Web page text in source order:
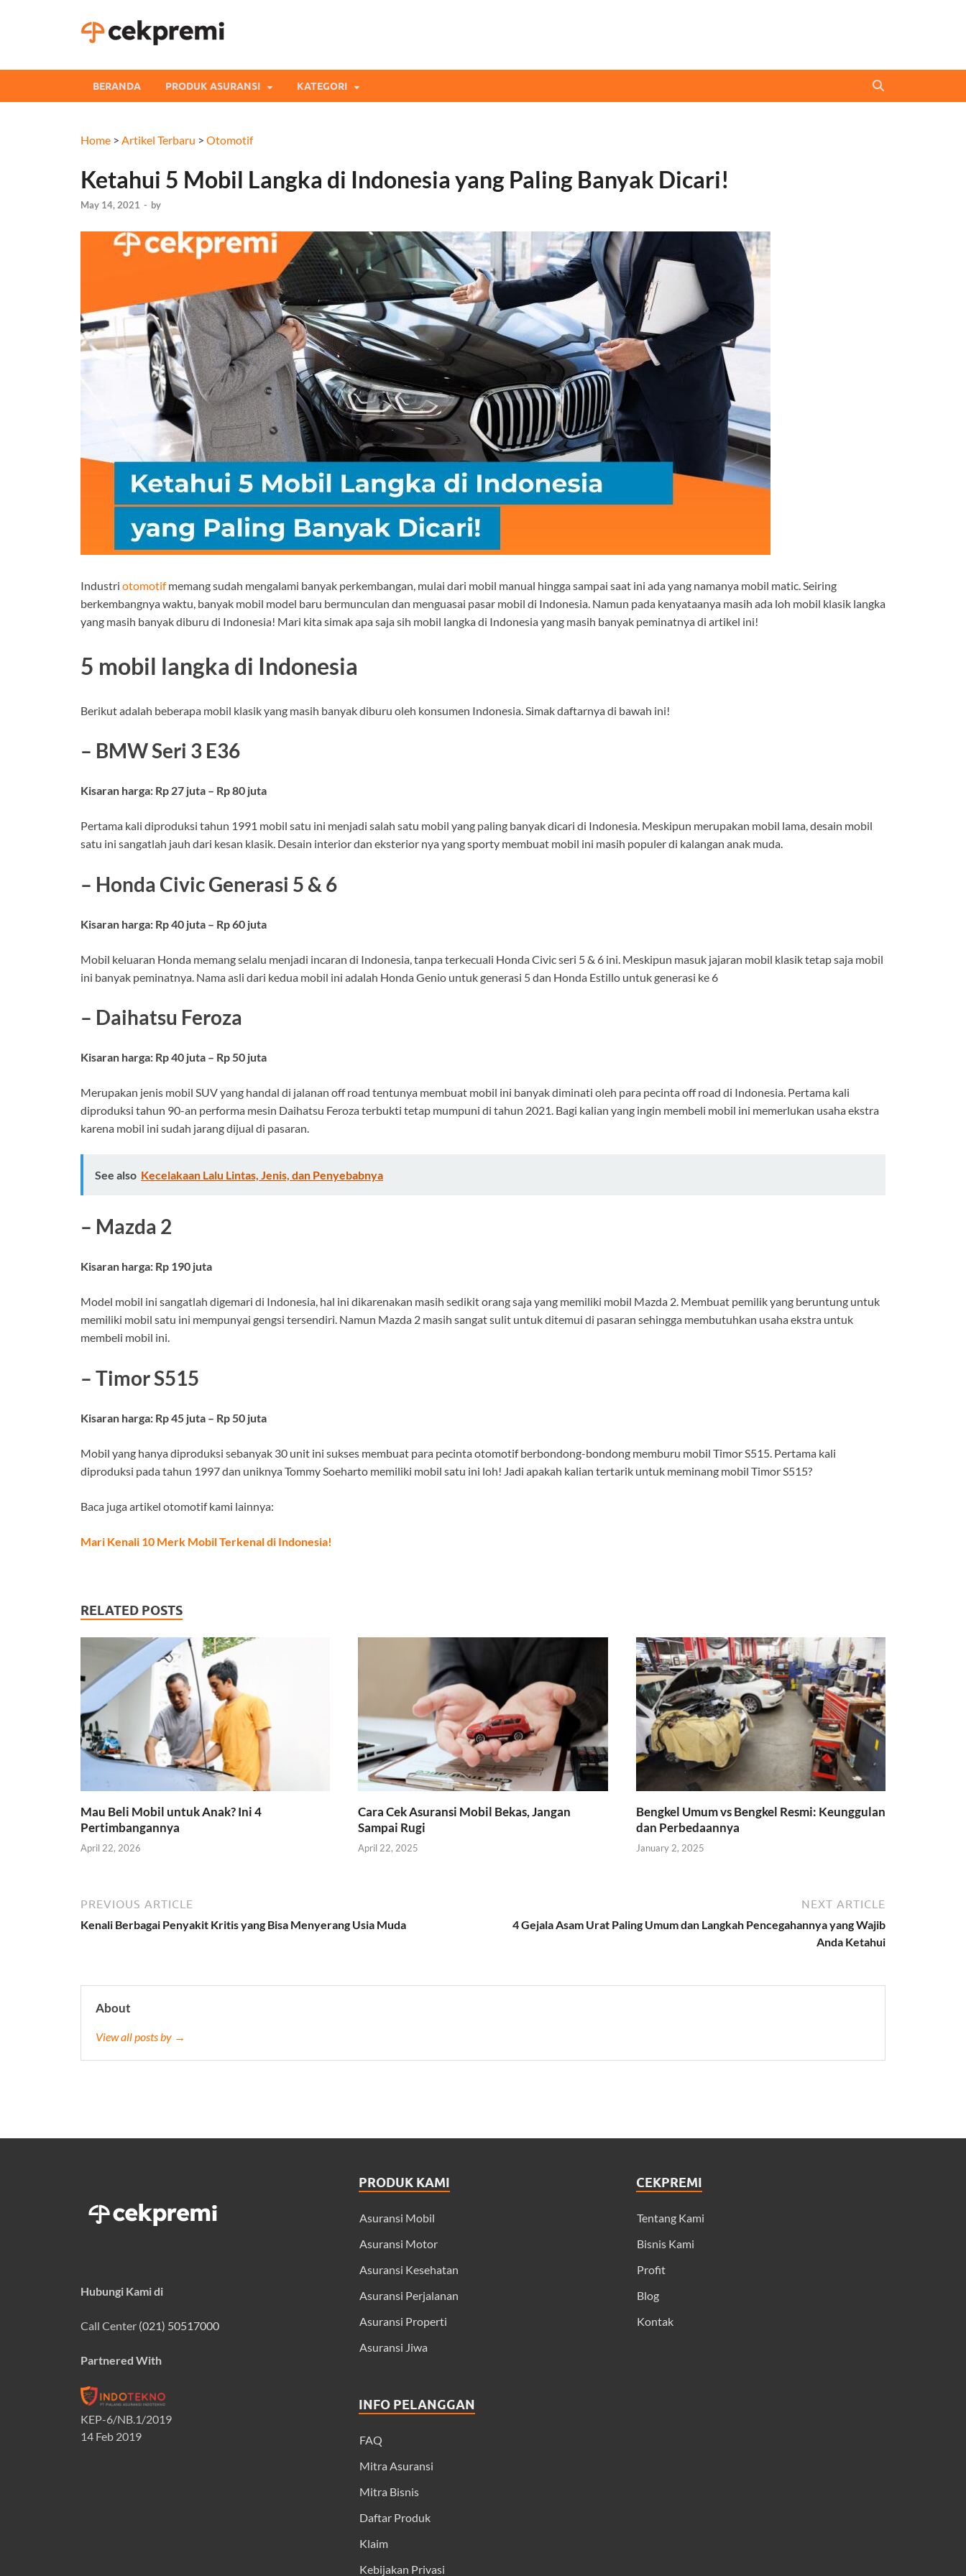
BERANDA PRODUK ASURANSI KATEGORI
Home > Artikel Terbaru > Otomotif
Ketahui 5 Mobil Langka di Indonesia yang Paling Banyak Dicari!
May 14, 2021 - by
Industri otomotifmemang sudah mengalami banyak perkembangan, mulai dari mobil manual hingga sampai saat ini ada yang namanya mobil matic. Seiring
berkembangnya waktu, banyak mobil model baru bermunculan dan menguasai pasar mobil di Indonesia. Namun pada kenyataanya masih ada loh mobil klasik langka
yang masih banyak diburu di Indonesia! Mari kita simak apa saja sih mobil langka di Indonesia yang masih banyak peminatnya di artikel ini!
5 mobil langka di Indonesia
Berikut adalah beberapa mobil klasik yang masih banyak diburu oleh konsumen Indonesia. Simak daftarnya di bawah ini!
– BMW Seri 3 E36
Kisaran harga: Rp 27 juta – Rp 80 juta
Pertama kali diproduksi tahun 1991 mobil satu ini menjadi salah satu mobil yang paling banyak dicari di Indonesia. Meskipun merupakan mobil lama, desain mobil
satu ini sangatlah jauh dari kesan klasik. Desain interior dan eksterior nya yang sporty membuat mobil ini masih populer di kalangan anak muda.
– Honda Civic Generasi 5 & 6
Kisaran harga: Rp 40 juta – Rp 60 juta
Mobil keluaran Honda memang selalu menjadi incaran di Indonesia, tanpa terkecuali Honda Civic seri 5 & 6 ini. Meskipun masuk jajaran mobil klasik tetap saja mobil
ini banyak peminatnya. Nama asli dari kedua mobil ini adalah Honda Genio untuk generasi 5 dan Honda Estillo untuk generasi ke 6
– Daihatsu Feroza
Kisaran harga: Rp 40 juta – Rp 50 juta
Merupakan jenis mobil SUV yang handal di jalanan off road tentunya membuat mobil ini banyak diminati oleh para pecinta off road di Indonesia. Pertama kali
diproduksi tahun 90-an performa mesin Daihatsu Feroza terbukti tetap mumpuni di tahun 2021. Bagi kalian yang ingin membeli mobil ini memerlukan usaha ekstra
karena mobil ini sudah jarang dijual di pasaran.
See also Kecelakaan Lalu Lintas, Jenis, dan Penyebabnya
– Mazda 2
Kisaran harga: Rp 190 juta
Model mobil ini sangatlah digemari di Indonesia, hal ini dikarenakan masih sedikit orang saja yang memiliki mobil Mazda 2. Membuat pemilik yang beruntung untuk
memiliki mobil satu ini mempunyai gengsi tersendiri. Namun Mazda 2 masih sangat sulit untuk ditemui di pasaran sehingga membutuhkan usaha ekstra untuk
membeli mobil ini.
– Timor S515
Kisaran harga: Rp 45 juta – Rp 50 juta
Mobil yang hanya diproduksi sebanyak 30 unit ini sukses membuat para pecinta otomotif berbondong-bondong memburu mobil Timor S515. Pertama kali
diproduksi pada tahun 1997 dan uniknya Tommy Soeharto memiliki mobil satu ini loh! Jadi apakah kalian tertarik untuk meminang mobil Timor S515?
Baca juga artikel otomotif kami lainnya:
Mari Kenali 10 Merk Mobil Terkenal di Indonesia!
RELATED POSTS
Mau Beli Mobil untuk Anak? Ini 4
Pertimbangannya
April 22, 2026
Cara Cek Asuransi Mobil Bekas, Jangan
Sampai Rugi
April 22, 2025
Bengkel Umum vs Bengkel Resmi: Keunggulan
dan Perbedaannya
January 2, 2025
PREVIOUS ARTICLE
Kenali Berbagai Penyakit Kritis yang Bisa Menyerang Usia Muda
NEXT ARTICLE
4 Gejala Asam Urat Paling Umum dan Langkah Pencegahannya yang Wajib
Anda Ketahui
About
View all posts by →
Hubungi Kami di
Call Center (021) 50517000
Partnered With
KEP-6/NB.1/2019
14 Feb 2019
PRODUK KAMI
Asuransi Mobil
Asuransi Motor
Asuransi Kesehatan
Asuransi Perjalanan
Asuransi Properti
Asuransi Jiwa
INFO PELANGGAN
FAQ
Mitra Asuransi
Mitra Bisnis
Daftar Produk
Klaim
Kebijakan Privasi
CEKPREMI
Tentang Kami
Bisnis Kami
Profit
Blog
Kontak